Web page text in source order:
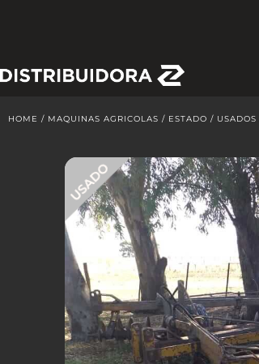
HOME / MAQUINAS AGRICOLAS / ESTADO / USADOS